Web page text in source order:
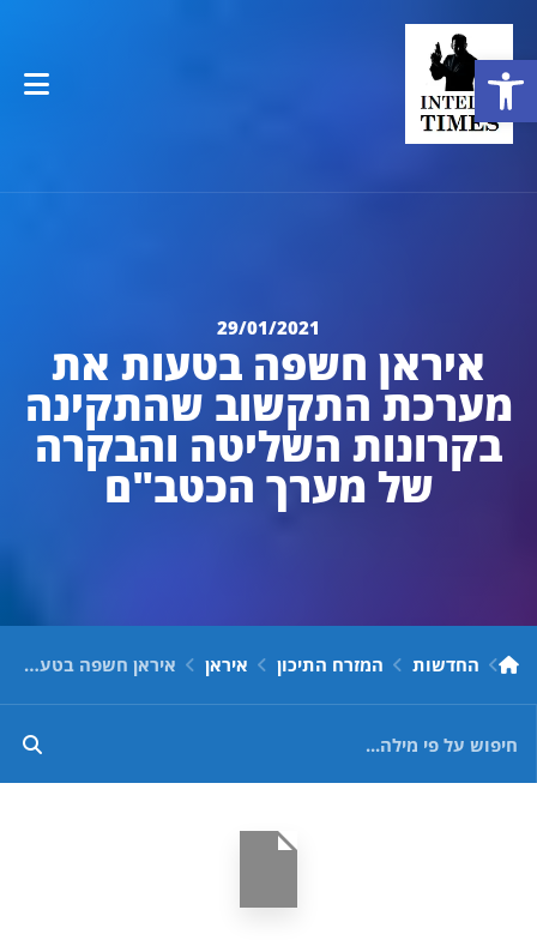
29/01/2021
איראן חשפה בטעות את
מערכת התקשוב שהתקינה
בקרונות השליטה והבקרה
של מערך הכטב"ם
החדשות המזרח התיכון איראן איראן חשפה בטעות את מערכת התקשוב שהתקינה בקרונות השליטה והבקרה של מערך הכטב"ם
פתח סרגל נגישות